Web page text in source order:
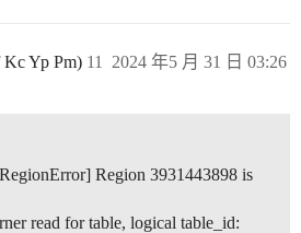
Yp Pm) 2024 年5 月 31 日 03:26
11
Region 3931443898 is
read for table, logical table_id: